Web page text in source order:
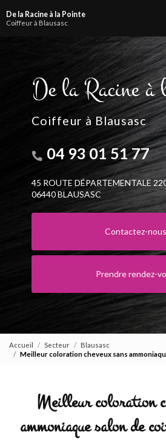
au
contenu
De la Racine à la Pointe
Coiffeur à Blausasc
Coiffeur à Blausasc
04 93 01 51 77
45 ROUTE DÉPARTEMENTALE
06440 BLAUSASC
Contactez-nous
Prendre rendez-
Accueil Secteur
Blausasc
Meilleur coloration cheveux sans
Meilleur coloration
ammoniaque salon de